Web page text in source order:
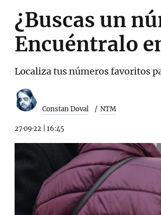
¿Buscas un
Encuéntralo
Localiza tus números favoritos
Constan Doval NTM
27·09·22 16:45